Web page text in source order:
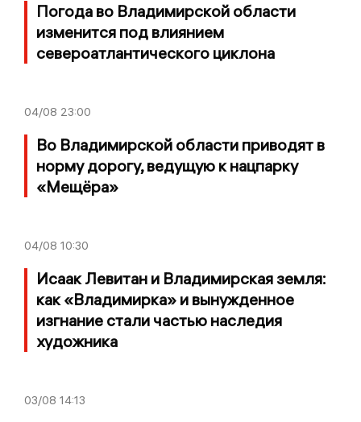
Погода во Владимирской области
изменится под влиянием
североатлантического циклона
04/08 23:00
Во Владимирской области приводят в
норму дорогу, ведущую к нацпарку
«Мещёра»
04/08 10:30
Исаак Левитан и Владимирская земля:
как «Владимирка» и вынужденное
изгнание стали частью наследия
художника
03/08 14:13